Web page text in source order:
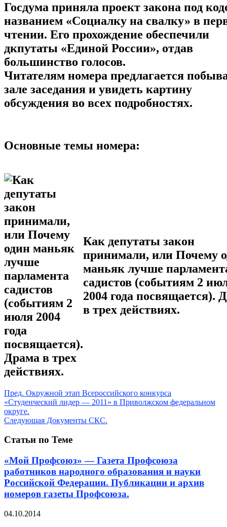
Госдума приняла проект закона под
названием «Социалку на свалку» в
чтении. Его прохождение обеспечили
дкпутаты «Единой России», отдав
большинство голосов.
Читателям номера предлагается
зале заседания и увидеть картину
обсуждения во всех подробностях.
Основные темы номера:
Как депутаты закон
принимали, или Почему
маньяк лучше
садистов (событиям 2
2004 года посвящается).
в трех действиях.
Пред. Окружной этап Всероссийского конкурса
«Студенческий лидер — 2011» в Приволжском федеральном
округе.
Следующая Документы СКС.
Статьи по Теме
«Мой Профсоюз» — Газета Профсоюза
работников народного образования и науки
Российской Федерации. Публикации и архив
номеров газеты Профсоюза.
04.10.2014